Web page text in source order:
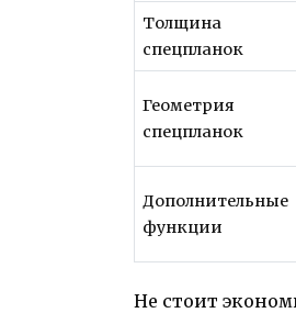
Толщина
спецпланок
Геометрия
спецпланок
Дополнительные
функции
Не стоит